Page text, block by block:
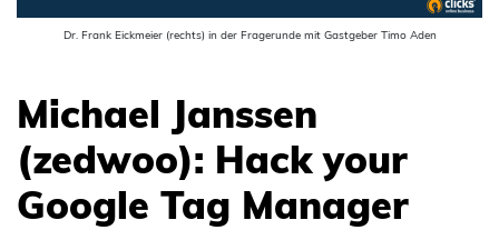
Dr. Frank Eickmeier (rechts) in der Fragerunde mit Gastgeber Timo Aden
Michael Janssen
(zedwoo): Hack your
Google Tag Manager